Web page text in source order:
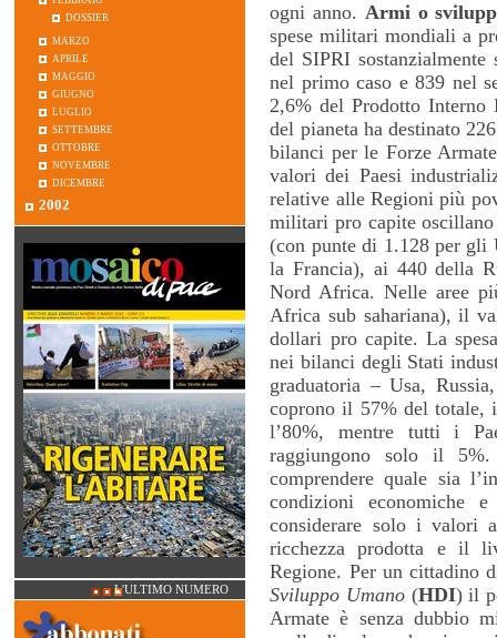
ogni anno. Armi o
spese militari mondiali a
del SIPRI
nel primo caso e 839 nel
2,6% del Prodotto Interno
del pianeta ha destinato
bilanci per le Forze
valori dei Paesi
relative alle Regioni più
militari pro capite
(con punte di 1.128 per gli
la Francia), ai 440 della
Nord Africa. Nelle aree
Africa sub sahariana), il
dollari pro capite. La
nei bilanci degli Stati
graduatoria – Usa,
coprono il 57% del totale,
l’80%, mentre tutti i
raggiungono solo il
comprendere quale sia
condizioni economiche
considerare solo i valori
ricchezza prodotta e il
Regione. Per un cittadino
Sviluppo Umano(HDI) il
Armate è senza dubbio
dossier
marzo
aprile
maggio
giugno
luglio
settembre
ottobre
novembre
dicembre
2002
L'ULTIMO NUMERO